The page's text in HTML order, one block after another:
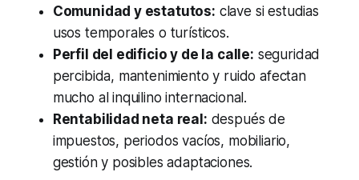
Comunidad y estatutos: clave si estudias
usos temporales o turísticos.
Perfil del edificio y de la calle: seguridad
percibida, mantenimiento y ruido afectan
mucho al inquilino internacional.
Rentabilidad neta real: después de
impuestos, periodos vacíos, mobiliario,
gestión y posibles adaptaciones.